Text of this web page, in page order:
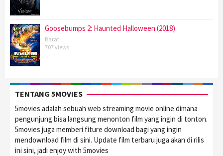
Goosebumps 2: Haunted Halloween (2018)
Barat
707 views
TENTANG 5MOVIES
5movies adalah sebuah web streaming movie online dimana
pengunjung bisa langsung menonton film yang ingin di tonton.
5movies juga memberi fiture download bagi yang ingin
mendownload film di sini. Update film terbaru juga akan di rilis
ini sini, jadi enjoy with 5movies